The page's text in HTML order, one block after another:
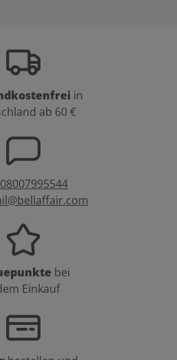
in
ab 60 €
08007995544
bei
Einkauf